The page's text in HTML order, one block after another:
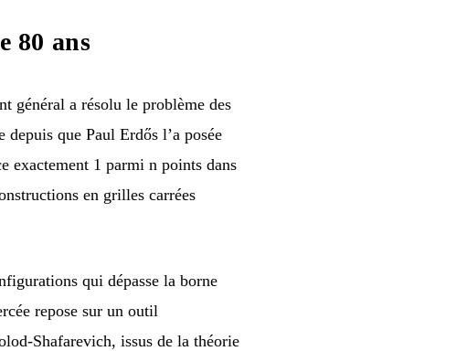
80 ans
général a résolu le problème des
depuis que Paul Erdős l’a posée
exactement 1 parmi n points dans
en grilles carrées
qui dépasse la borne
repose sur un outil
Shafarevich, issus de la théorie